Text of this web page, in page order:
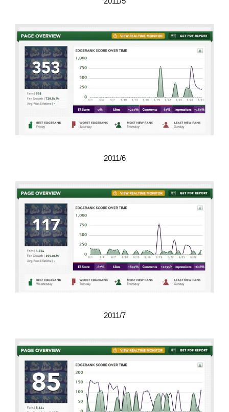
2011/6
2011/7